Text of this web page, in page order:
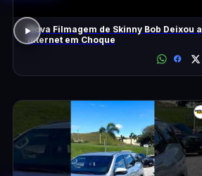
Nova Filmagem de Skinny Bob Deixou a
Internet em Choque